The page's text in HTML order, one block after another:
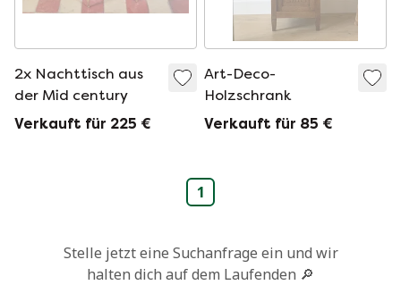
2x Nachttisch aus
der Mid century
Verkauft für 225 €
Art-Deco-
Holzschrank
Verkauft für 85 €
1
Stelle jetzt eine Suchanfrage ein und wir
halten dich auf dem Laufenden 🔎